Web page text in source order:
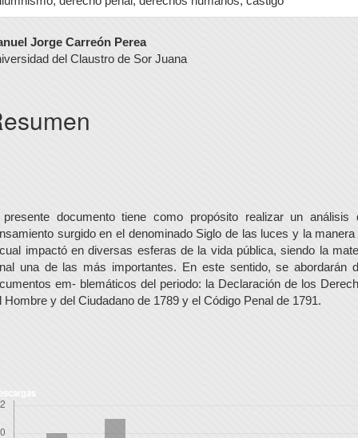
Jorge Carreón Perea
del Claustro de Sor Juana
documento tiene como propósito realizar un análisis
surgido en el denominado Siglo de las luces y la manera
impactó en diversas esferas de la vida pública, siendo la
una de las más importantes. En este sentido, se abordarán
em- blemáticos del periodo: la Declaración de los
Hombre y del Ciudadano de 1789 y el Código Penal de 1791.